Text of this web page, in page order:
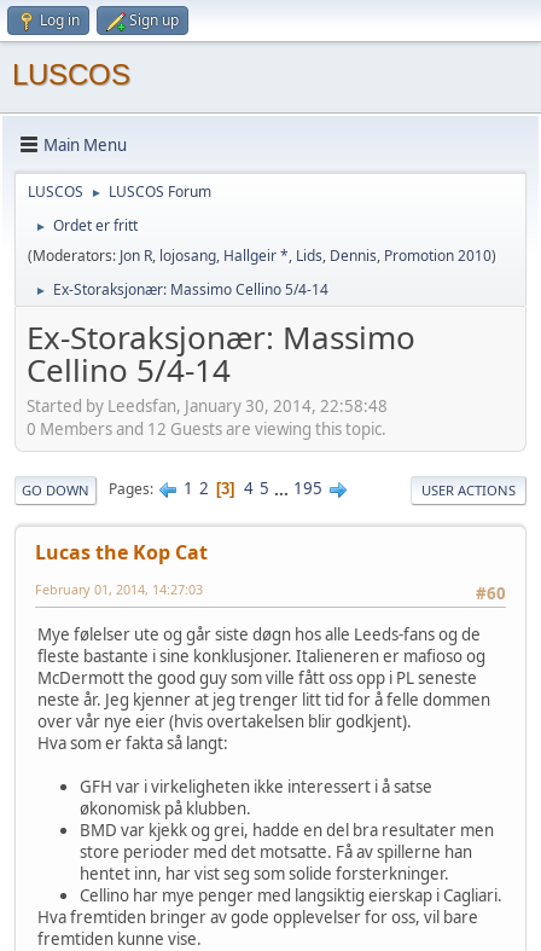
Log in Sign up
LUSCOS
Main Menu
LUSCOS ► LUSCOS Forum
►
Ordet er fritt
(Moderators: Jon R, lojosang, Hallgeir *, Lids, Dennis, Promotion 2010)
► Ex-Storaksjonær: Massimo Cellino 5/4-14
Ex-Storaksjonær: Massimo
Cellino 5/4-14
Started by Leedsfan, January 30, 2014, 22:58:48
0 Members and 12 Guests are viewing this topic.
GO DOWN Pages 1 2 3 4 5 ... 195 USER ACTIONS
Lucas the Kop Cat
#60
February 01, 2014, 14:27:03
Mye følelser ute og går siste døgn hos alle Leeds-fans og de
fleste bastante i sine konklusjoner. Italieneren er mafioso og
McDermott the good guy som ville fått oss opp i PL seneste
neste år. Jeg kjenner at jeg trenger litt tid for å felle dommen
over vår nye eier (hvis overtakelsen blir godkjent).
Hva som er fakta så langt:
GFH var i virkeligheten ikke interessert i å satse
økonomisk på klubben.
BMD var kjekk og grei, hadde en del bra resultater men
store perioder med det motsatte. Få av spillerne han
hentet inn, har vist seg som solide forsterkninger.
Cellino har mye penger med langsiktig eierskap i Cagliari.
Hva fremtiden bringer av gode opplevelser for oss, vil bare
fremtiden kunne vise.